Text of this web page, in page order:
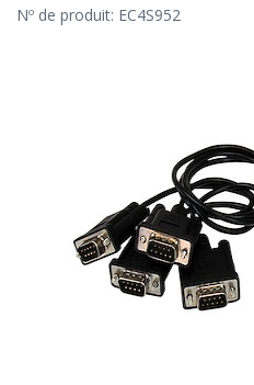
Nº de produit: EC4S952